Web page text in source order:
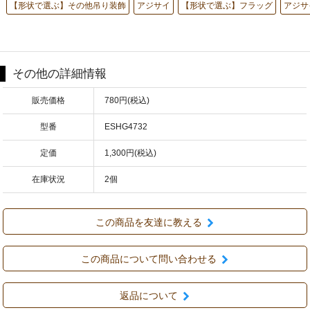
【形状で選ぶ】その他吊り装飾 アジサイ 【形状で選ぶ】フラッグ アジ
その他の詳細情報
販売価格 780円(税込)
型番 ESHG4732
定価 1,300円(税込)
在庫状況 2個
この商品を友達に教える
この商品について問い合わせる
返品について